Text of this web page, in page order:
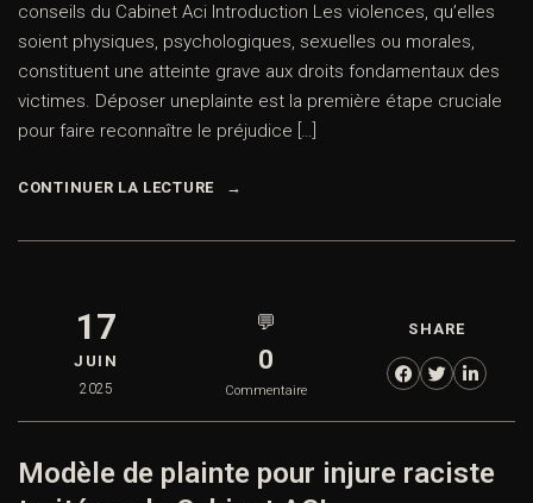
conseils du Cabinet Aci Introduction Les violences, qu’elles
soient physiques, psychologiques, sexuelles ou morales,
constituent une atteinte grave aux droits fondamentaux des
victimes. Déposer uneplainte est la première étape cruciale
pour faire reconnaître le préjudice […]
CONTINUER LA LECTURE
17
JUIN
2025
💬
0
Commentaire
SHARE
Modèle de plainte pour injure raciste